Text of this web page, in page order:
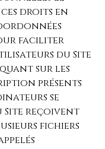
droits en
faciliter
du Site
sur les
présents
se
Site reçoivent
fichiers